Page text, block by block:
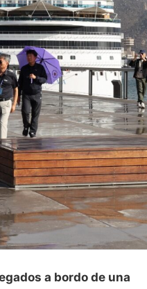
a bordo de una